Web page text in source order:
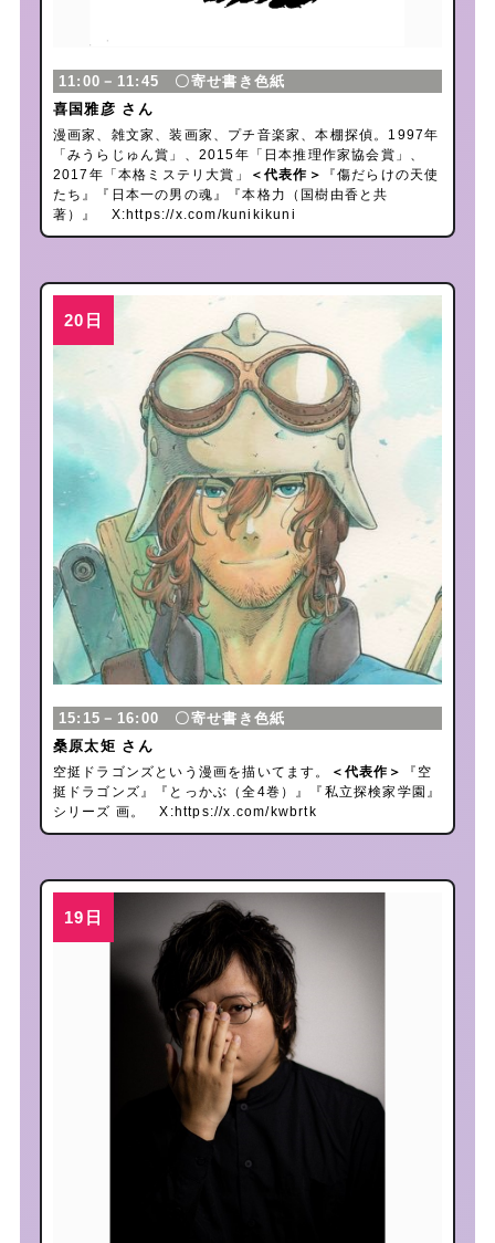
11:00－11:45 〇寄せ書き色紙
喜国雅彦 さん
漫画家、雑文家、装画家、プチ音楽家、本棚探偵。1997年
「みうらじゅん賞」、2015年「日本推理作家協会賞」、
2017年「本格ミステリ大賞」
＜代表作＞
『傷だらけの天使
たち』『日本一の男の魂』『本格力（国樹由香と共
著）』 X:https://x.com/kunikikuni
15:15－16:00 〇寄せ書き色紙
桑原太矩 さん
空挺ドラゴンズという漫画を描いてます。 ＜代表作＞
『空
挺ドラゴンズ』『とっかぶ（全4巻）』『私立探検家学園』
シリーズ 画。 X:https://x.com/kwbrtk